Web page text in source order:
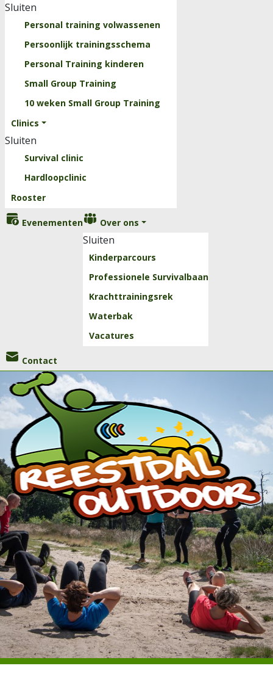
Sluiten
Personal training volwassenen
Persoonlijk trainingsschema
Personal Training kinderen
Small Group Training
10 weken Small Group Training
Clinics
Sluiten
Survival clinic
Hardloopclinic
Rooster
Evenementen Over ons
Sluiten
Kinderparcours
Professionele Survivalbaan
Krachttrainingsrek
Waterbak
Vacatures
Contact